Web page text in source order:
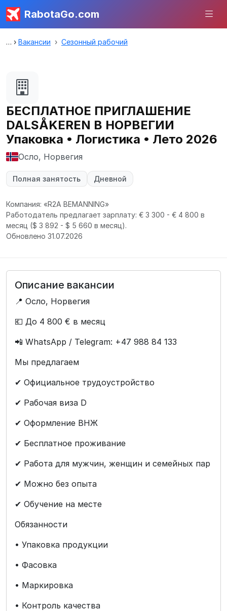
RabotaGo.com
Вакансии Сезонный рабочий
БЕСПЛАТНОЕ ПРИГЛАШЕНИЕ
DALSÅKEREN В НОРВЕГИИ
Упаковка • Логистика • Лето 2026
Осло, Норвегия
Полная занятость Дневной
Компания: «R2A BEMANNING»
Работодатель предлагает зарплату: € 3 300 - € 4 800 в
месяц ($ 3 892 - $ 5 660 в месяц).
Обновлено 31.07.2026
Описание вакансии
📍 Осло, Норвегия
💶 До 4 800 € в месяц
📲 WhatsApp / Telegram: +47 988 84 133
Мы предлагаем
✔ Официальное трудоустройство
✔ Рабочая виза D
✔ Оформление ВНЖ
✔ Бесплатное проживание
✔ Работа для мужчин, женщин и семейных пар
✔ Можно без опыта
✔ Обучение на месте
Обязанности
• Упаковка продукции
• Фасовка
• Маркировка
• Контроль качества